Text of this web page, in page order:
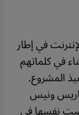
في إطار
في كلماتهم
المشروع.
ونيس